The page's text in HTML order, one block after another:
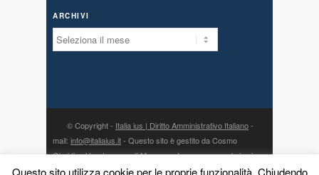
ARCHIVI
Archivi
© Copyright - Italia ius | Diritto Amministrativo Italiano-
mail: info@italiaius.it- Questo sito è gestito da Cosmo
Giuridico Veneto s.a.s. di Marangon Ivonne, con sede in via
Centro 80, fraz. Priabona 36030 Monte di Malo (VI) - P. IVA